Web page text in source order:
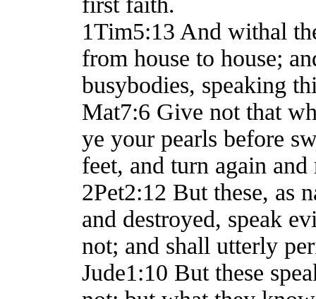
1Tim5:13 And withal
from house to house;
busybodies, speaking
Mat7:6 Give not that
ye your pearls before
feet, and turn again
2Pet2:12 But these, as
and destroyed, speak
not; and shall utterly
Jude1:10 But these